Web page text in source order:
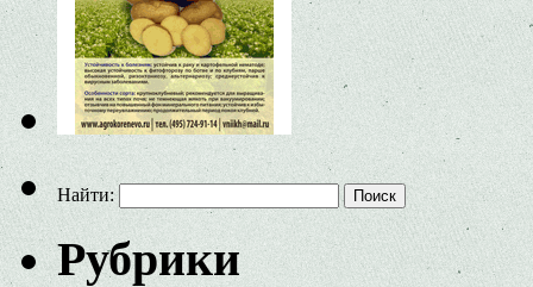
Найти:
Рубрики